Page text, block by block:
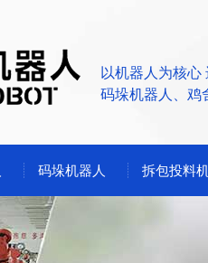
以机器人为核心
码垛机器人、鸡
码垛机器人 拆包投料